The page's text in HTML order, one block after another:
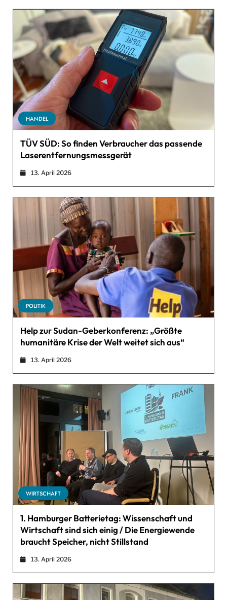
HANDEL
TÜV SÜD: So finden Verbraucher das passende
Laserentfernungsmessgerät
13. April 2026
POLITIK
Help zur Sudan-Geberkonferenz: „Größte
humanitäre Krise der Welt weitet sich aus“
13. April 2026
WIRTSCHAFT
1. Hamburger Batterietag: Wissenschaft und
Wirtschaft sind sich einig / Die Energiewende
braucht Speicher, nicht Stillstand
13. April 2026